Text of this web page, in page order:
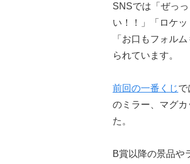
SNSでは「ぜっ
い！！」「ロケ
「お口もフォル
られています。
前回の一番くじで
のミラー、マグ
た。
B賞以降の景品や